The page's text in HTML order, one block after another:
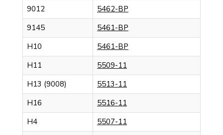
9012
5462-BP
9145
5461-BP
H10
5461-BP
H11
5509-11
H13 (9008)
5513-11
H16
5516-11
H4
5507-11